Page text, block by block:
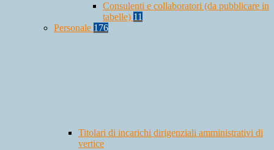
Consulenti e collaboratori (da pubblicare in
tabelle) 11
Personale 176
Titolari di incarichi dirigenziali amministrativi di
vertice